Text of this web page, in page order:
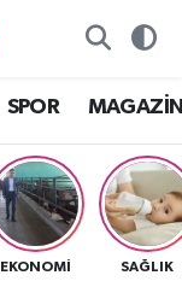
SPOR
EKONOMİ SAĞLIK